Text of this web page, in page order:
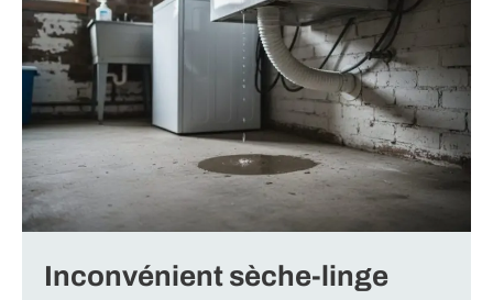
Inconvénient sèche-linge